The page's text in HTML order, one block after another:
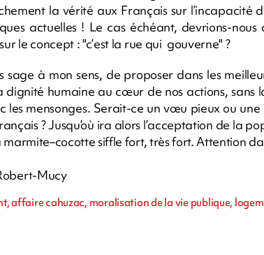
la vérité aux Français sur l’incapacité
actuelles ! Le cas échéant, devrions-
le concept : "c’est la rue qui gouverne" ?
sage à mon sens, de proposer dans les
dignité humaine au cœur de nos actions, sans
les mensonges. Serait-ce un vœu pieux ou
? Jusqu’où ira alors l’acceptation de la
marmite–cocotte siffle fort, très fort. Attention
Mucy
affaire cahuzac, moralisation de la vie publique,